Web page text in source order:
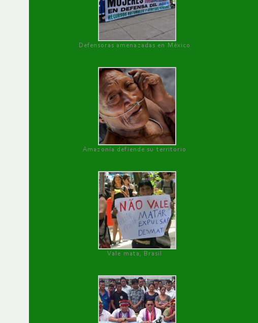
Defensoras amenazadas en México
Amazonía defiende su territorio
Vale mata, Brasil